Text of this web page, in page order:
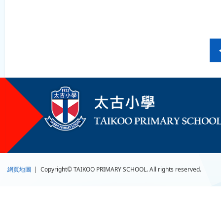
網頁地圖 | Copyright© TAIKOO PRIMARY SCHOOL. All rights reserved.